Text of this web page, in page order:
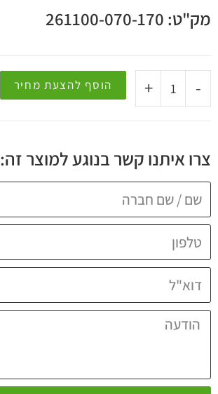
מק"ט: 261100-070-170
-
+ הוסף להצעת מחיר
צרו איתנו קשר בנוגע למוצר זה: